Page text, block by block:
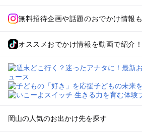
無料招待企画や話題のおでかけ情報も
オススメおでかけ情報を動画で紹介！
岡山の人気のお出かけ先を探す